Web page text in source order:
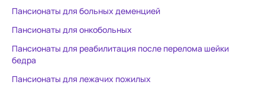
счастливо провести старость.
Пансионаты для больных деменцией
Пансионаты для онкобольных
Пансионаты для реабилитация после перелома шейки
бедра
Пансионаты для лежачих пожилых